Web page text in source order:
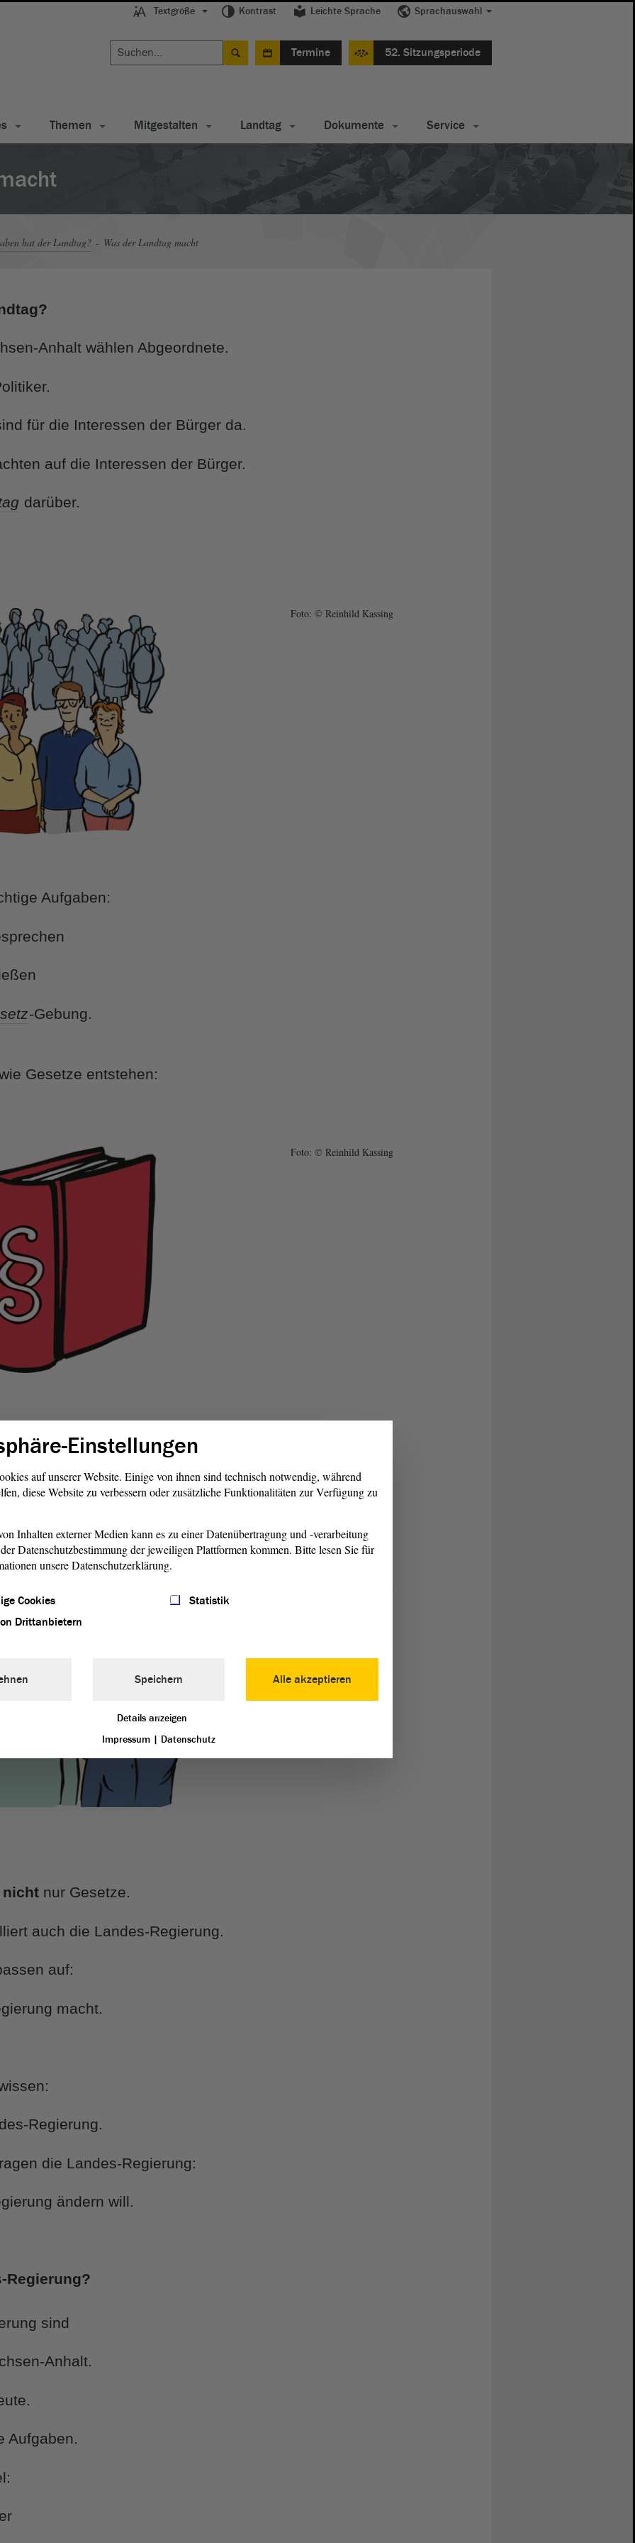
Textgröße Kontrast Leichte Sprache Sprachauswahl
Termine 52. Sitzungsperiode
Themen Mitgestalten Landtag Dokumente Service
hat der Landtag? Was der Landtag macht
Anhalt wählen Abgeordnete.
für die Interessen der Bürger da.
auf die Interessen der Bürger.
darüber.
Foto: © Reinhild Kassing
Aufgaben:
-Gebung.
Gesetze entstehen:
Foto: © Reinhild Kassing
nichtden Minister-Präsidenten.
Landtagwählen:
Verfassungs-Gericht
Foto: © Reinhild Kassing
nicht nur Gesetze.
auch die Landes-Regierung.
auf:
macht.
Regierung.
die Landes-Regierung:
ändern will.
Regierung?
sind
Anhalt.
Aufgaben.
Einstellungen
auf unserer Website. Einige von ihnen sind technisch notwendig, während
diese Website zu verbessern oder zusätzliche Funktionalitäten zur Verfügung zu
Inhalten externer Medien kann es zu einer Datenübertragung und -verarbeitung
Datenschutzbestimmung der jeweiligen Plattformen kommen. Bitte lesen Sie für
unsere Datenschutzerklärung.
Cookies
Statistik
Drittanbietern
Alle akzeptieren
Speichern
Details anzeigen
Impressum | Datenschutz